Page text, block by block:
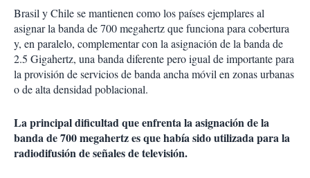
Brasil y Chile se mantienen como los países ejemplares al
asignar la banda de 700 megahertz que funciona para cobertura
y, en paralelo, complementar con la asignación de la banda de
2.5 Gigahertz, una banda diferente pero igual de importante para
la provisión de servicios de banda ancha móvil en zonas urbanas
o de alta densidad poblacional.
La principal dificultad que enfrenta la asignación de la
banda de 700 megahertz es que había sido utilizada para la
radiodifusión de señales de televisión.